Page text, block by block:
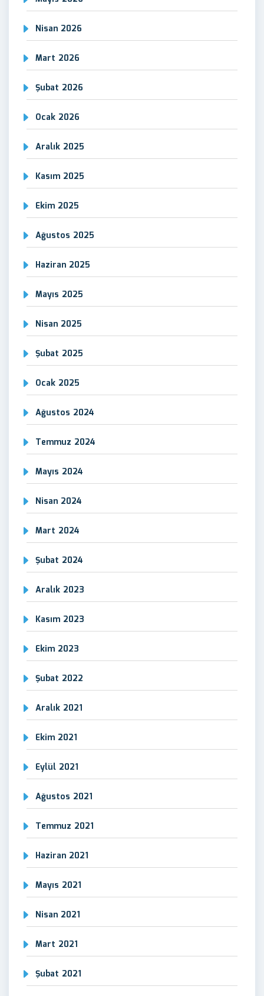
Nisan 2026
Mart 2026
Şubat 2026
Ocak 2026
Aralık 2025
Kasım 2025
Ekim 2025
Ağustos 2025
Haziran 2025
Mayıs 2025
Nisan 2025
Şubat 2025
Ocak 2025
Ağustos 2024
Temmuz 2024
Mayıs 2024
Nisan 2024
Mart 2024
Şubat 2024
Aralık 2023
Kasım 2023
Ekim 2023
Şubat 2022
Aralık 2021
Ekim 2021
Eylül 2021
Ağustos 2021
Temmuz 2021
Haziran 2021
Mayıs 2021
Nisan 2021
Mart 2021
Şubat 2021